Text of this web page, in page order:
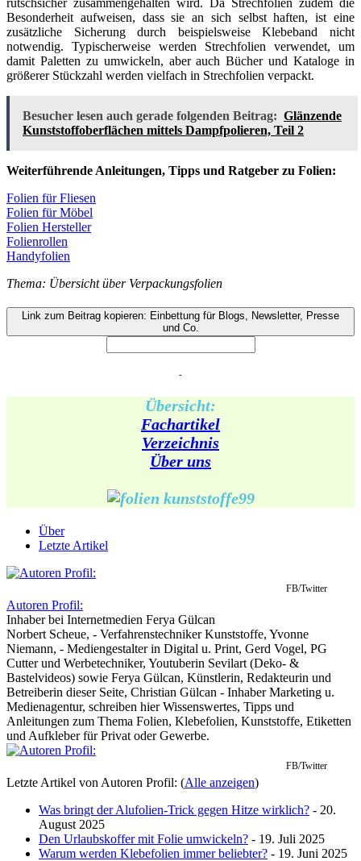
Besonderheit aufweisen, dass sie an sich selbst haften, ist eine
zusätzliche Sicherung durch beispielsweise Klebeband nicht
notwendig. Typischerweise werden Strechfolien verwendet, um
damit Paletten zu umwickeln, aber auch Bücher und Kataloge in
größerer Stückzahl werden vielfach in Strechfolien verpackt.
Besucher lesen auch gerade folgenden Beitrag: Glänzende
Kunststoffoberflächen mittels Dampfpolieren, Teil 2
Weiterführende Anleitungen, Tipps und Ratgeber zu Folien:
Folien für Fliesen
Folien für Möbel
Folien Hersteller
Folienrollen
Handyfolien
Thema: Übersicht über Verpackungsfolien
Link zum Beitrag kopieren: Einbettung für Blogs, Newsletter, Presse
und Co.
-
Übersicht:
Fachartikel
Verzeichnis
Über uns
Über
Letzte Artikel
FB/Twitter
Autoren Profil:
Inhaberbei Internetmedien Ferya Gülcan
Norbert Scheue, - Verfahrenstechniker Kunststoffe, Yvonne
Niemann, - Mediengestalter in Digital u. Print, Gerd Vogel, PG
Cutter und Werbetechniker, Youtuberin Sevilart (Deko- &
Bastelvideos) sowie Ferya Gülcan, Künstlerin, Redakteurin und
Betreiberin dieser Seite, Christian Gülcan - Inhaber Marketing u.
Medienagentur, schreiben hier Wissenswertes, Tipps und
Anleitungen zum Thema Folien, Klebefolien, Kunststoffe, Etiketten
und Aufkleber für Privat oder Gewerbe.
FB/Twitter
Letzte Artikel von Autoren Profil: (Alle anzeigen)
Was bringt der Alufolien-Trick gegen Hitze wirklich? - 20.
August 2025
Den Urlaubskoffer mit Folie umwickeln? - 19. Juli 2025
Warum werden Klebefolien immer beliebter? - 19. Juni 2025